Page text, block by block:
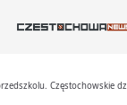
Częstochowskie